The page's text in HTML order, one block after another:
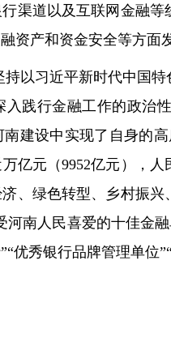
渠道以及互联网金融
资产和资金安全等方面
以习近平新时代中国
践行金融工作的政治
建设中实现了自身的
亿元（9952亿元），
、绿色转型、乡村振
南人民喜爱的十佳金
优秀银行品牌管理单位